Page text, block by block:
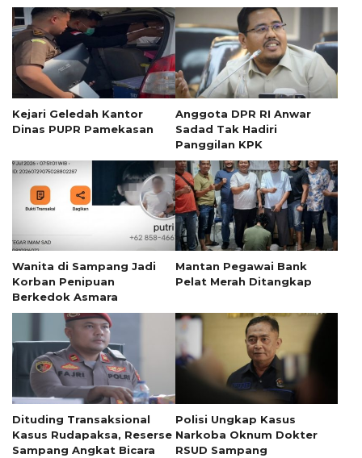
Kejari Geledah Kantor
Dinas PUPR Pamekasan
Anggota DPR RI Anwar
Sadad Tak Hadiri
Panggilan KPK
Wanita di Sampang Jadi
Korban Penipuan
Berkedok Asmara
Mantan Pegawai Bank
Pelat Merah Ditangkap
Dituding Transaksional
Kasus Rudapaksa, Reserse
Sampang Angkat Bicara
Polisi Ungkap Kasus
Narkoba Oknum Dokter
RSUD Sampang